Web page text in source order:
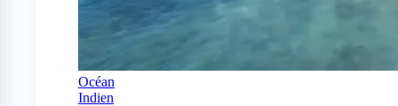
Océan
Indien